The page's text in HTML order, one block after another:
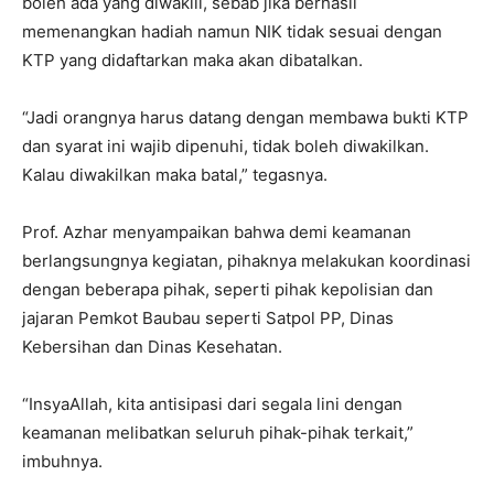
memenangkan hadiah namun NIK tidak sesuai dengan
KTP yang didaftarkan maka akan dibatalkan.
“Jadi orangnya harus datang dengan membawa bukti KTP
dan syarat ini wajib dipenuhi, tidak boleh diwakilkan.
Kalau diwakilkan maka batal,” tegasnya.
Prof. Azhar menyampaikan bahwa demi keamanan
berlangsungnya kegiatan, pihaknya melakukan koordinasi
dengan beberapa pihak, seperti pihak kepolisian dan
jajaran Pemkot Baubau seperti Satpol PP, Dinas
Kebersihan dan Dinas Kesehatan.
“InsyaAllah, kita antisipasi dari segala lini dengan
keamanan melibatkan seluruh pihak-pihak terkait,”
imbuhnya.